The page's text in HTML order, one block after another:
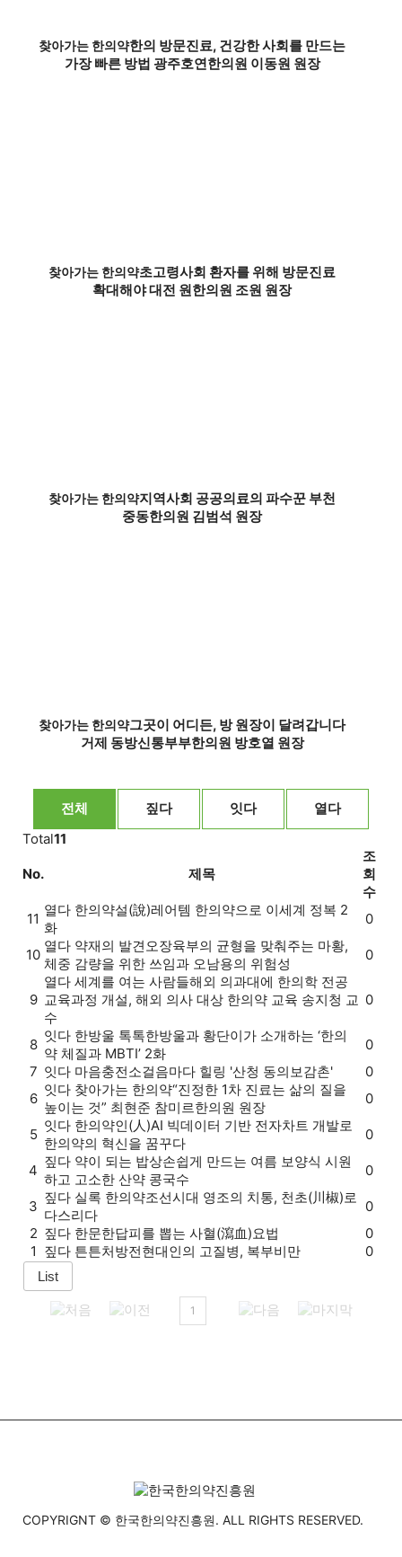
찾아가는 한의약한의 방문진료, 건강한 사회를 만드는
가장 빠른 방법 광주호연한의원 이동원 원장
찾아가는 한의약초고령사회 환자를 위해 방문진료
확대해야 대전 원한의원 조원 원장
찾아가는 한의약지역사회 공공의료의 파수꾼 부천
중동한의원 김범석 원장
찾아가는 한의약그곳이 어디든, 방 원장이 달려갑니다
거제 동방신통부부한의원 방호열 원장
전체 짚다 잇다 열다
Total11
No. 제목
조
회
수
11
열다 한의약설(說)레어템 한의약으로 이세계 정복 2
화
0
10
열다 약재의 발견오장육부의 균형을 맞춰주는 마황,
체중 감량을 위한 쓰임과 오남용의 위험성
0
9
열다 세계를 여는 사람들해외 의과대에 한의학 전공
교육과정 개설, 해외 의사 대상 한의약 교육 송지청 교
수
0
8
잇다 한방울 톡톡한방울과 황단이가 소개하는 ‘한의
약 체질과 MBTI’ 2화
0
7 잇다 마음충전소걸음마다 힐링 '산청 동의보감촌'
0
6
잇다 찾아가는 한의약“진정한 1차 진료는 삶의 질을
높이는 것” 최현준 참미르한의원 원장
0
5
잇다 한의약인(人)AI 빅데이터 기반 전자차트 개발로
한의약의 혁신을 꿈꾸다
0
4
짚다 약이 되는 밥상손쉽게 만드는 여름 보양식 시원
하고 고소한 산약 콩국수
0
3
짚다 실록 한의약조선시대 영조의 치통, 천초(川椒)로
다스리다
0
2 짚다 한문한답피를 뽑는 사혈(瀉血)요법
0
1 짚다 튼튼처방전현대인의 고질병, 복부비만 0
1
COPYRIGNT © 한국한의약진흥원. ALL RIGHTS RESERVED.